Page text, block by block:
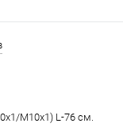
М10х1) L-76 см.